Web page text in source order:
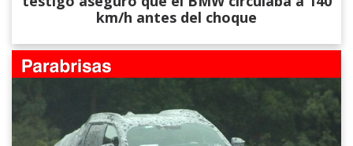
km/h antes del choque